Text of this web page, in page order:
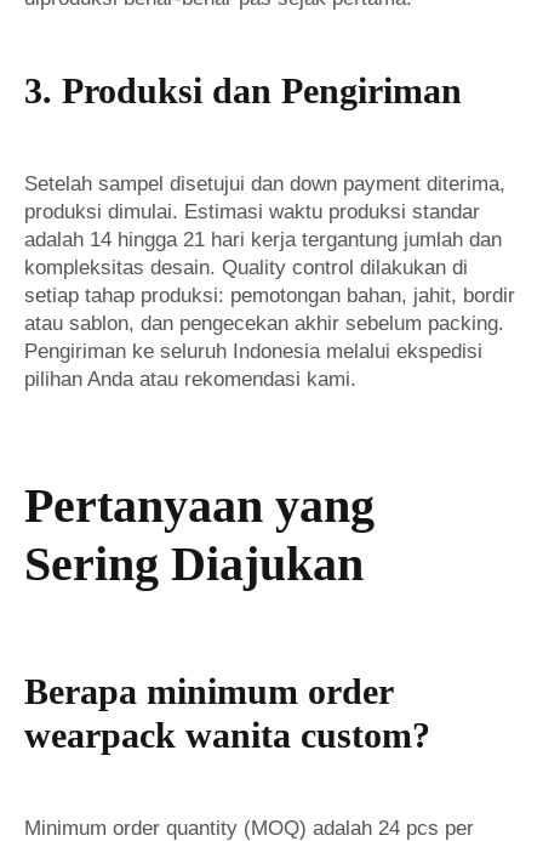
3. Produksi dan Pengiriman
Setelah sampel disetujui dan down payment diterima,
produksi dimulai. Estimasi waktu produksi standar
adalah 14 hingga 21 hari kerja tergantung jumlah dan
kompleksitas desain. Quality control dilakukan di
setiap tahap produksi: pemotongan bahan, jahit, bordir
atau sablon, dan pengecekan akhir sebelum packing.
Pengiriman ke seluruh Indonesia melalui ekspedisi
pilihan Anda atau rekomendasi kami.
Pertanyaan yang
Sering Diajukan
Berapa minimum order
wearpack wanita custom?
Minimum order quantity (MOQ) adalah 24 pcs per